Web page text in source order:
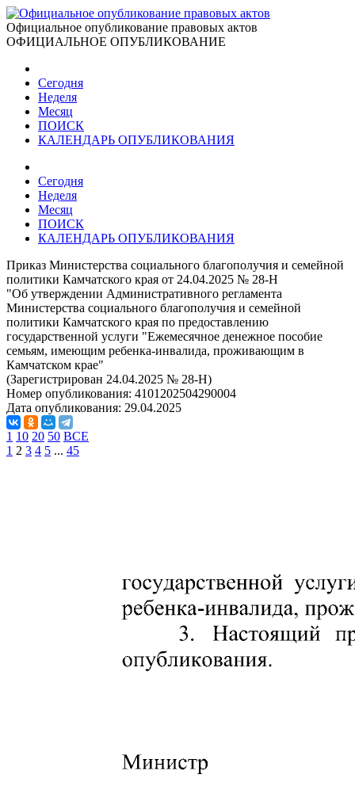
Официальное опубликование правовых актов
ОФИЦИАЛЬНОЕ ОПУБЛИКОВАНИЕ
Сегодня
Неделя
Месяц
ПОИСК
КАЛЕНДАРЬ ОПУБЛИКОВАНИЯ
Сегодня
Неделя
Месяц
ПОИСК
КАЛЕНДАРЬ ОПУБЛИКОВАНИЯ
Приказ Министерства социального благополучия и семейной
политики Камчатского края от 24.04.2025 № 28-Н
"Об утверждении Административного регламента
Министерства социального благополучия и семейной
политики Камчатского края по предоставлению
государственной услуги "Ежемесячное денежное пособие
семьям, имеющим ребенка-инвалида, проживающим в
Камчатском крае"
(Зарегистрирован 24.04.2025 № 28-Н)
Номер опубликования: 4101202504290004
Дата опубликования: 29.04.2025
1 10 20 50 ВСЕ
1 2 3 4 5 ... 45